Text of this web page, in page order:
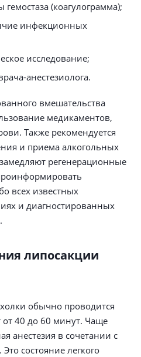
(коагулограмма);
инфекционных
исследование;
анестезиолога.
вмешательства
медикаментов,
Также рекомендуется
и приема алкогольных
регенерационные
всех известных
и диагностированных
липосакции
обычно проводится
40 до 60 минут. Чаще
анестезия в сочетании с
состояние легкого